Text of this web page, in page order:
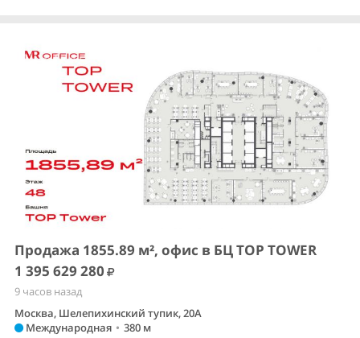
Продажа 1855.89 м², офис в БЦ TOP TOWER
1 395 629 280
9 часов назад
Москва, Шелепихинский тупик, 20А
Международная • 380 м